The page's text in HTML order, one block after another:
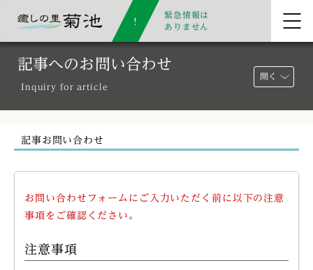
緊急情報は
ありません
記事へのお問い合わせ
Inquiry for article
開く
記事お問い合わせ
お問い合わせフォームにご入力いただく前に以下の注意
事項をご確認ください。
注意事項